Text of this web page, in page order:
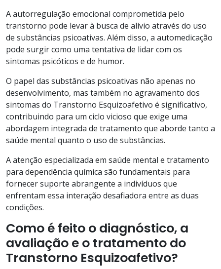
A autorregulação emocional comprometida pelo
transtorno pode levar à busca de alívio através do uso
de substâncias psicoativas. Além disso, a automedicação
pode surgir como uma tentativa de lidar com os
sintomas psicóticos e de humor.
O papel das substâncias psicoativas não apenas no
desenvolvimento, mas também no agravamento dos
sintomas do Transtorno Esquizoafetivo é significativo,
contribuindo para um ciclo vicioso que exige uma
abordagem integrada de tratamento que aborde tanto a
saúde mental quanto o uso de substâncias.
A atenção especializada em saúde mental e tratamento
para dependência química são fundamentais para
fornecer suporte abrangente a indivíduos que
enfrentam essa interação desafiadora entre as duas
condições.
Como é feito o diagnóstico, a
avaliação e o tratamento do
Transtorno Esquizoafetivo?